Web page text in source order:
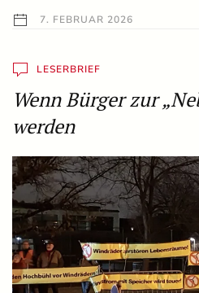
7. FEBRUAR 2026
LESERBRIEF
Wenn Bürger zur
werden